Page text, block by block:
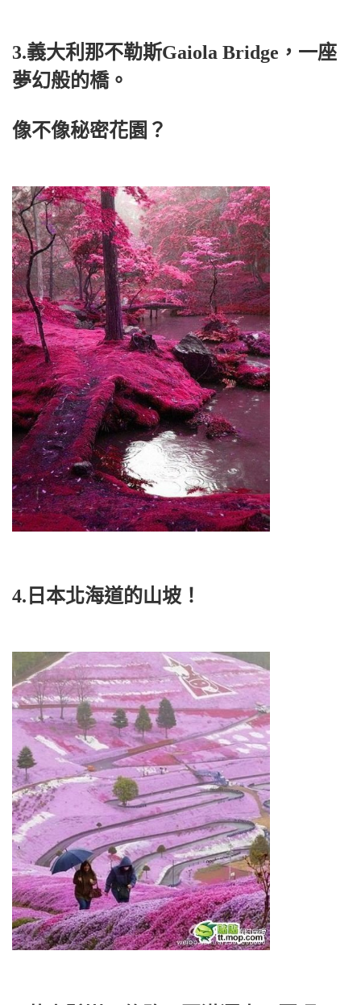
3.義大利那不勒斯Gaiola Bridge，一座
夢幻般的橋。
像不像秘密花園？
4.日本北海道的山坡！